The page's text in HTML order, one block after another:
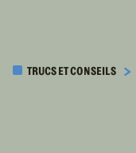
CONTENUTRUCS ET CONSEILS